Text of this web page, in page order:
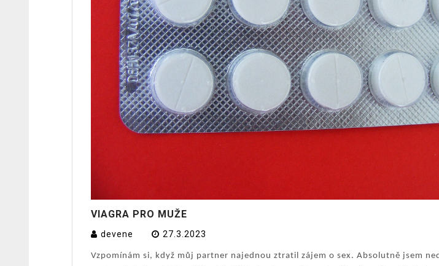
VIAGRA PRO MUŽE
devene 27.3.2023
Vzpomínám si, když můj partner najednou ztratil zájem o sex. Absolutně jsem